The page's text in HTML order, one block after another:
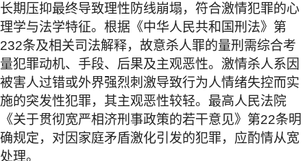
长期压抑最终导致理性防线崩塌，符合激情犯罪的心
理学与法学特征。根据《中华人民共和国刑法》第
232条及相关司法解释，故意杀人罪的量刑需综合考
量犯罪动机、手段、后果及主观恶性。激情杀人系因
被害人过错或外界强烈刺激导致行为人情绪失控而实
施的突发性犯罪，其主观恶性较轻。最高人民法院
《关于贯彻宽严相济刑事政策的若干意见》第22条明
确规定，对因家庭矛盾激化引发的犯罪，应酌情从宽
处理。